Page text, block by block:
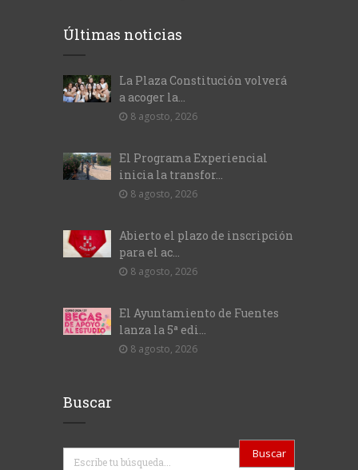
Últimas noticias
La Plaza Constitución volverá
a acoger la...
8 agosto, 2026
El Programa Experiencial
inicia la transfor...
8 agosto, 2026
Abierto el plazo de inscripción
para el ac...
8 agosto, 2026
El Ayuntamiento de Fuentes
lanza la 5ª edi...
8 agosto, 2026
Buscar
Buscar